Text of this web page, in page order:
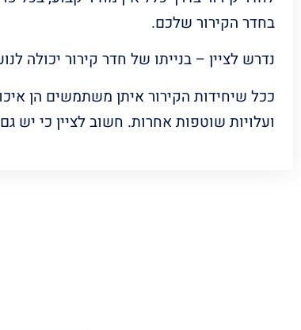
בחדר הקירור שלכם.
נדרש לציין – בנייתו של חדר קירור
ככל שיחידות הקירור איתן משתמשים הן
ועלויות שוטפות אחרות. חשוב לציין כי יש